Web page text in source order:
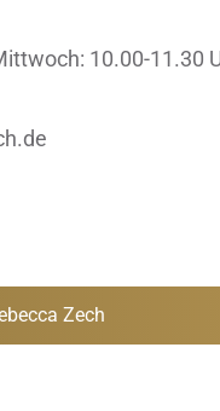
10.00-11.30
Zech